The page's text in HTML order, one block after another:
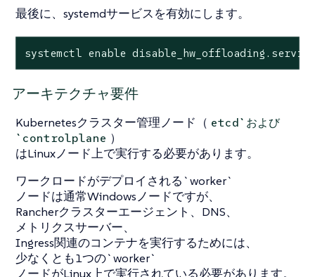
最後に、systemdサービスを有効にします。
systemctl enable disable_hw_offloading.service
アーキテクチャ要件
Kubernetesクラスター管理ノード（ etcd`および
`controlplane ）
はLinuxノード上で実行する必要があります。
ワークロードがデプロイされる`worker`
ノードは通常Windowsノードですが、
Rancherクラスターエージェント、DNS、
メトリクスサーバー、
Ingress関連のコンテナを実行するためには、
少なくとも1つの`worker`
ノードがLinux上で実行されている必要があります。